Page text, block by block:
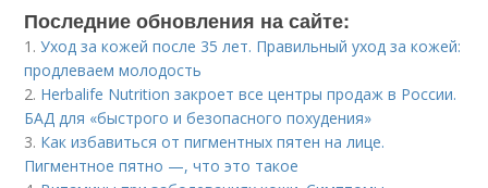
Последние обновления на сайте:
1.Уход за кожей после 35 лет. Правильный уход за кожей:
продлеваем молодость
2. Herbalife Nutrition закроет все центры продаж в России.
БАД для «быстрого и безопасного похудения»
3. Как избавиться от пигментных пятен на лице.
Пигментное пятно —, что это такое